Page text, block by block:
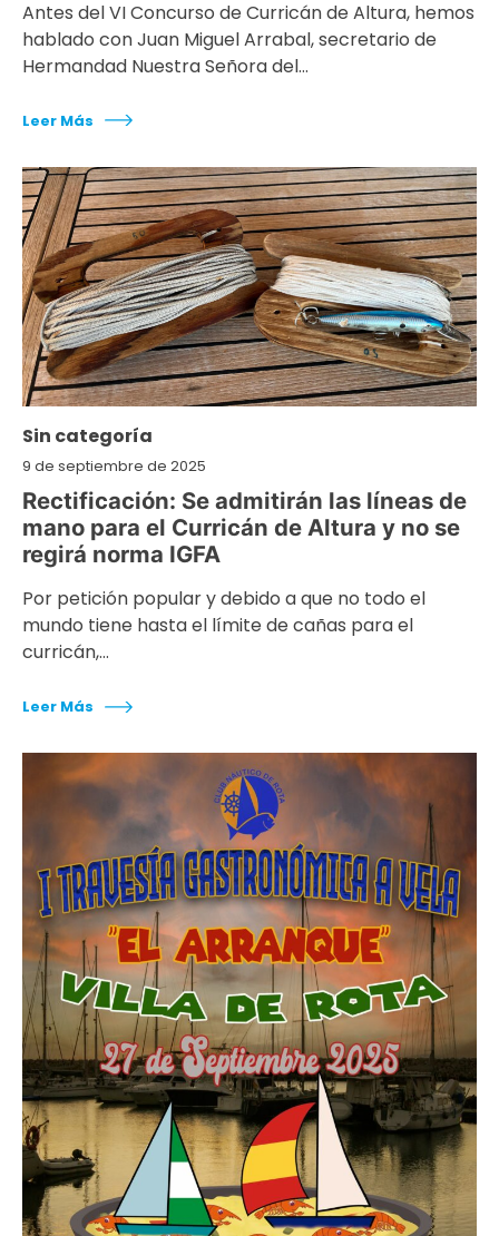
Antes del VI Concurso de Curricán de Altura, hemos
hablado con Juan Miguel Arrabal, secretario de
Hermandad Nuestra Señora del…
Leer Más
Sin categoría
9 de septiembre de 2025
Rectificación: Se admitirán las líneas de
mano para el Curricán de Altura y no se
regirá norma IGFA
Por petición popular y debido a que no todo el
mundo tiene hasta el límite de cañas para el
curricán,…
Leer Más